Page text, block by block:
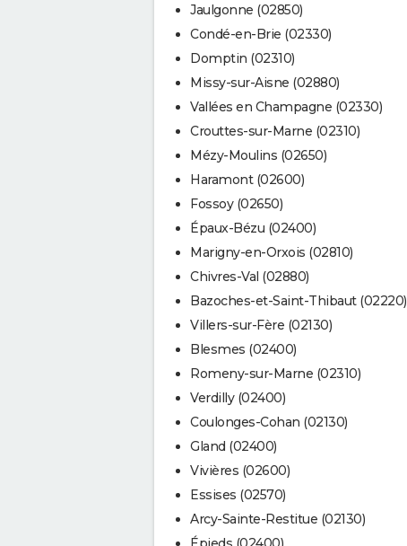
Jaulgonne (02850)
Condé-en-Brie (02330)
Domptin (02310)
Missy-sur-Aisne (02880)
Vallées en Champagne (02330)
Crouttes-sur-Marne (02310)
Mézy-Moulins (02650)
Haramont (02600)
Fossoy (02650)
Épaux-Bézu (02400)
Marigny-en-Orxois (02810)
Chivres-Val (02880)
Bazoches-et-Saint-Thibaut (02220)
Villers-sur-Fère (02130)
Blesmes (02400)
Romeny-sur-Marne (02310)
Verdilly (02400)
Coulonges-Cohan (02130)
Gland (02400)
Vivières (02600)
Essises (02570)
Arcy-Sainte-Restitue (02130)